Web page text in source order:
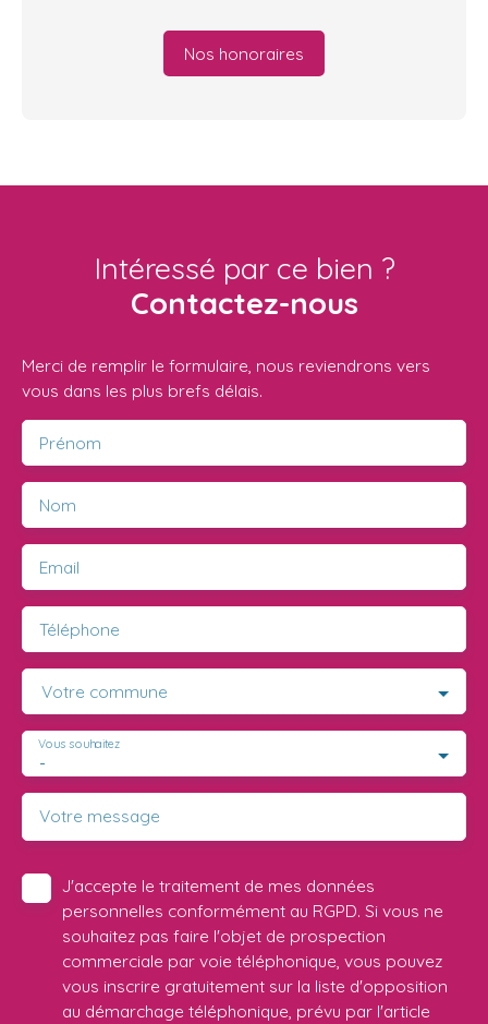
Nos honoraires
Intéressé par ce bien ?
Contactez-nous
Merci de remplir le formulaire, nous reviendrons vers
vous dans les plus brefs délais.
Prénom
Nom
Email
Téléphone
Votre commune
-
Vous souhaitez
Votre message
J'accepte le traitement de mes données
personnelles conformément au RGPD. Si vous ne
souhaitez pas faire l'objet de prospection
commerciale par voie téléphonique, vous pouvez
vous inscrire gratuitement sur la liste d'opposition
au démarchage téléphonique, prévu par l'article